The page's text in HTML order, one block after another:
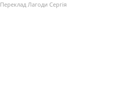
Переклад Лагоди Сергія